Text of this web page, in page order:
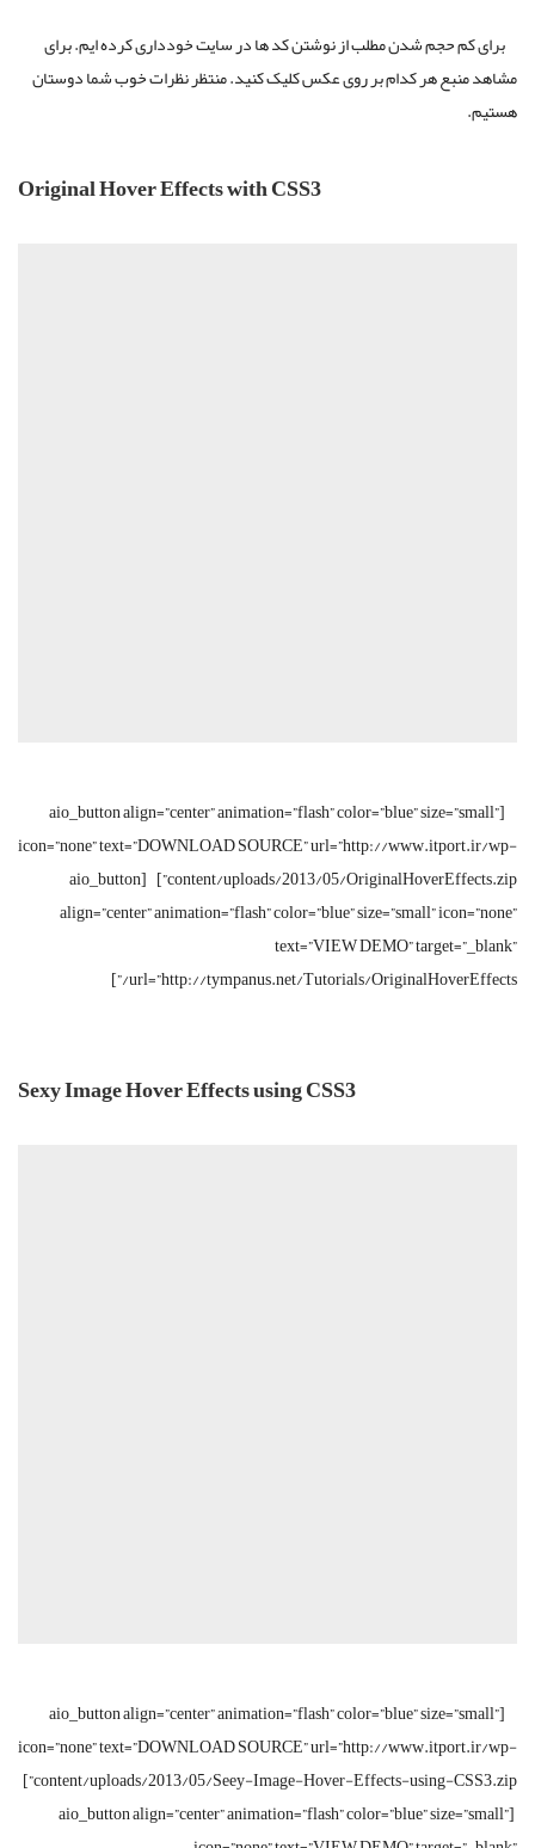
برای کم حجم شدن مطلب از نوشتن کد ها در سایت خودداری کرده ایم. برای
مشاهد منبع هر کدام بر روی عکس کلیک کنید. منتظر نظرات خوب شما دوستان
هستیم.
Original Hover Effects with CSS3
[aio_button align=”center” animation=”flash” color=”blue” size=”small”
icon=”none” text=”DOWNLOAD SOURCE” url=”http://www.itport.ir/wp-
content/uploads/2013/05/OriginalHoverEffects.zip”] [aio_button
align=”center” animation=”flash” color=”blue” size=”small” icon=”none”
text=”VIEW DEMO” target=”_blank”
url=”http://tympanus.net/Tutorials/OriginalHoverEffects/”]
Sexy Image Hover Effects using CSS3
[aio_button align=”center” animation=”flash” color=”blue” size=”small”
icon=”none” text=”DOWNLOAD SOURCE” url=”http://www.itport.ir/wp-
content/uploads/2013/05/Seey-Image-Hover-Effects-using-CSS3.zip”]
[aio_button align=”center” animation=”flash” color=”blue” size=”small”